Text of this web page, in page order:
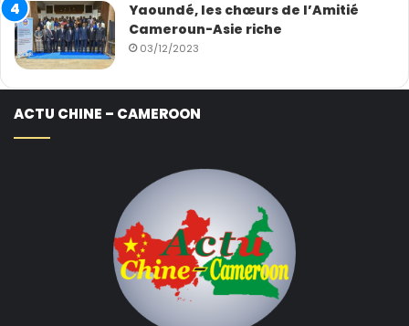
Yaoundé, les chœurs de l’Amitié
Cameroun-Asie riche
03/12/2023
ACTU CHINE – CAMEROON